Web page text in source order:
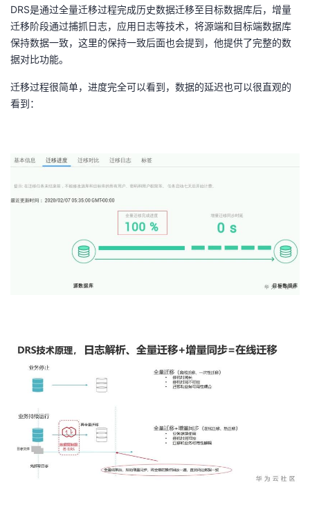
DRS是通过全量迁移过程完成历史数据迁移至目标数据库后，增量
迁移阶段通过捕抓日志，应用日志等技术，将源端和目标端数据库
保持数据一致，这里的保持一致后面也会提到，他提供了完整的数
据对比功能。
迁移过程很简单，进度完全可以看到，数据的延迟也可以很直观的
看到：